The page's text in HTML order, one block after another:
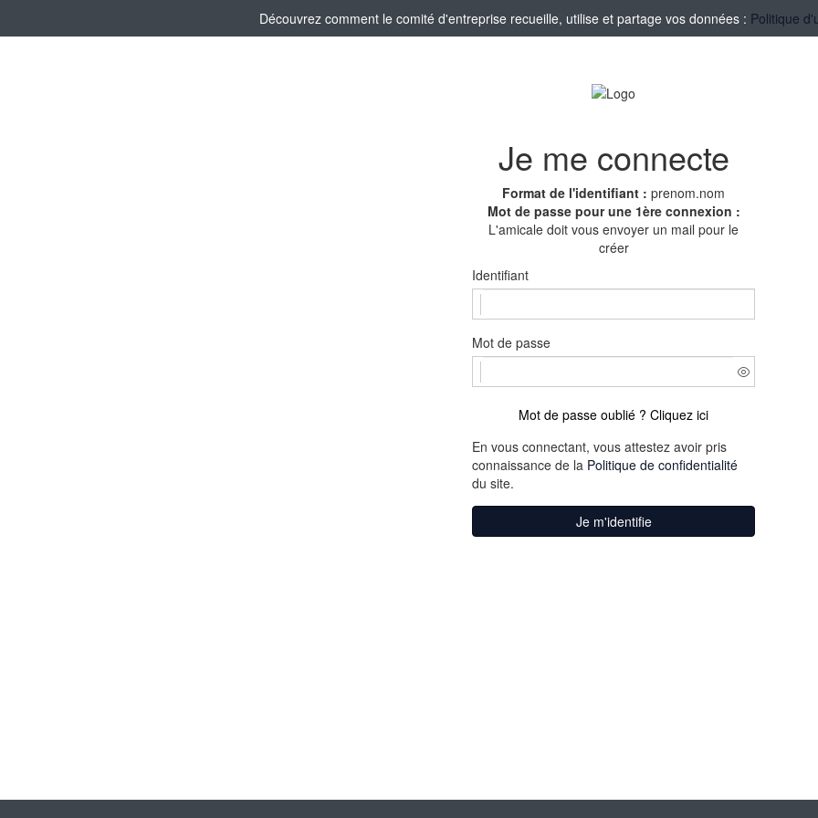
Découvrez comment le comité d'entreprise recueille, utilise et partage vos données : Politique
Je me connecte
Format de l'identifiant : prenom.nom
Mot de passe pour une 1ère connexion :
L'amicale doit vous envoyer un mail pour le
créer
Identifiant
Mot de passe
Mot de passe oublié ? Cliquez ici
En vous connectant, vous attestez avoir pris
connaissance de la Politique de confidentialité
du site.
Je m'identifie